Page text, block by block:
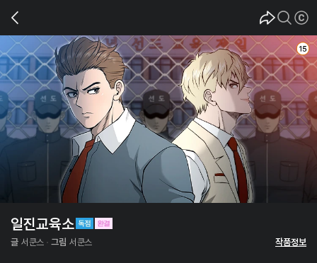
일진교육소
글 서쿤스 그림 서쿤스 작품정보